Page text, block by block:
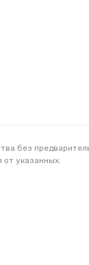
без
от указанных.